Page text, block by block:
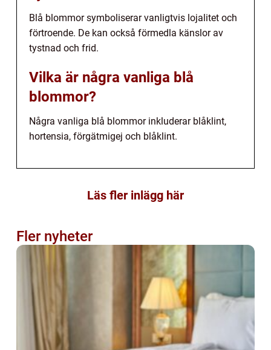
Blå blommor symboliserar vanligtvis lojalitet och
förtroende. De kan också förmedla känslor av
tystnad och frid.
Vilka är några vanliga blå
blommor?
Några vanliga blå blommor inkluderar blåklint,
hortensia, förgätmigej och blåklint.
Läs fler inlägg här
Fler nyheter